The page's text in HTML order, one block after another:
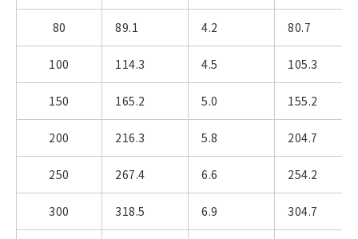
80 89.1 4.2 80.7
100 114.3 4.5 105.3
150 165.2 5.0 155.2
200 216.3 5.8 204.7
250 267.4 6.6 254.2
300 318.5 6.9 304.7